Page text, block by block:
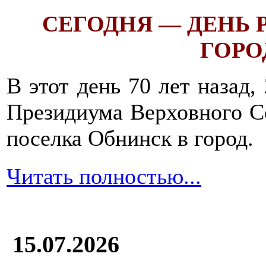
СЕГОДНЯ — ДЕНЬ
В этот день 70 лет
Президиума Верховного
поселка Обнинск в город.
Читать полностью...
15.07.2026